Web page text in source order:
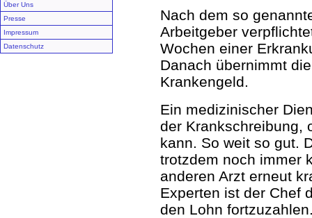
Über Uns
Presse
Impressum
Datenschutz
Nach dem so
Arbeitgeber
Wochen einer
Danach übernimmt
Krankengeld.
Ein medizinischer
der Krankschreibung,
kann. So weit so gut.
trotzdem noch immer
anderen Arzt erneut
Experten ist der Chef
den Lohn